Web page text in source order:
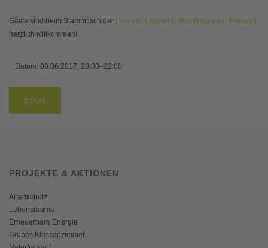
Gäste sind beim Stammtisch der
| naturschutzbund |-Bezirksgruppe Freistadt
herzlich willkommen!
Datum: 09.06.2017, 20:00–22:00
Zurück
PROJEKTE & AKTIONEN
Artenschutz
Lebensräume
Erneuerbare Energie
Grünes Klassenzimmer